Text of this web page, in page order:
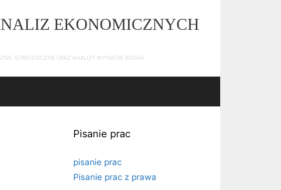
EKONOMICZNYCH
STRATEGICZNE ORAZ ANALIZY WYNIKÓW BADAŃ
Pisanie prac
pisanie prac
Pisanie prac z prawa